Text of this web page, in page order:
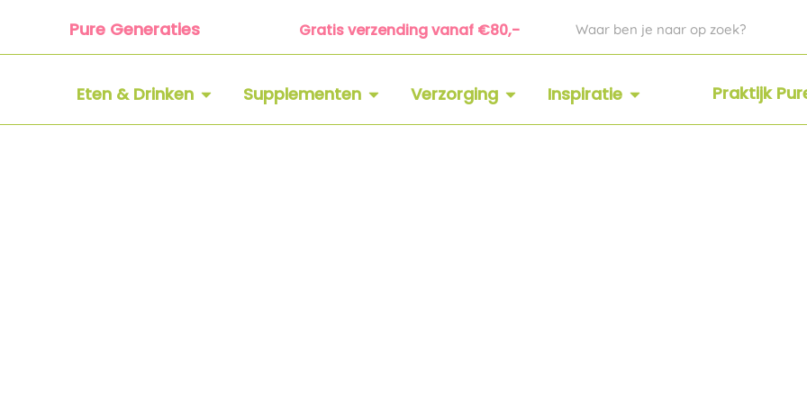
Pure Generaties Gratis verzending vanaf €80,- Zoeken
Eten & Drinken OPEN ETEN & DRINKEN
Supplementen OPEN SUPPLEMENTEN
Verzorging OPEN VERZORGING
Inspiratie OPEN INSPIRATIEPraktijk